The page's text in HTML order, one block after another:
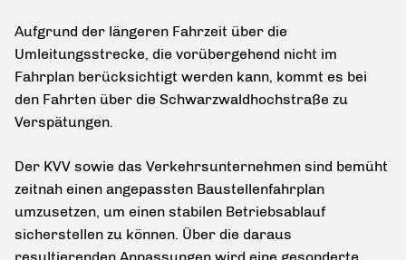
Aufgrund der längeren Fahrzeit über die
Umleitungsstrecke, die vorübergehend nicht im
Fahrplan berücksichtigt werden kann, kommt es bei
den Fahrten über die Schwarzwaldhochstraße zu
Verspätungen.
Der KVV sowie das Verkehrsunternehmen sind bemüht
zeitnah einen angepassten Baustellenfahrplan
umzusetzen, um einen stabilen Betriebsablauf
sicherstellen zu können. Über die daraus